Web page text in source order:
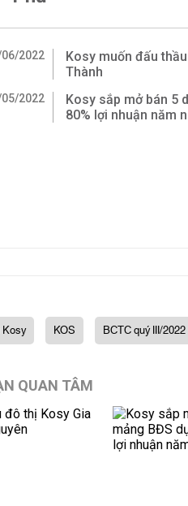
2022
Kosy muốn đấu
Thành
2022
Kosy sắp mở bán 5
80% lợi nhuận năm
KOS BCTC quý III/2022
QUAN TÂM